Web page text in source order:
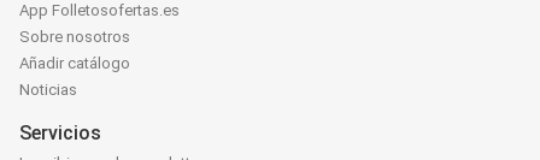
App Folletosofertas.es
Sobre nosotros
Añadir catálogo
Noticias
Servicios